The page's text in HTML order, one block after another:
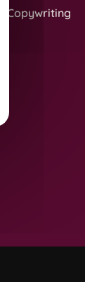
Copywriting